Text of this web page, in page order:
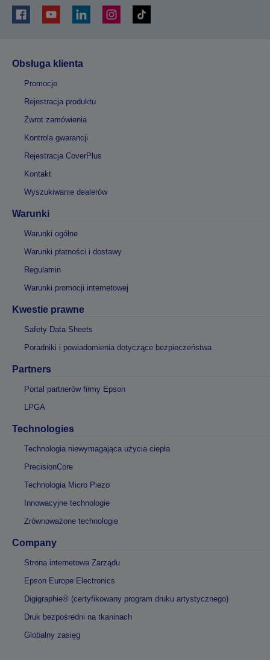
Obsługa klienta
Promocje
Rejestracja produktu
Zwrot zamówienia
Kontrola gwarancji
Rejestracja CoverPlus
Kontakt
Wyszukiwanie dealerów
Warunki
Warunki ogólne
Warunki płatności i dostawy
Regulamin
Warunki promocji internetowej
Kwestie prawne
Safety Data Sheets
Poradniki i powiadomienia dotyczące bezpieczeństwa
Partners
Portal partnerów firmy Epson
LPGA
Technologies
Technologia niewymagająca użycia ciepła
PrecisionCore
Technologia Micro Piezo
Innowacyjne technologie
Zrównoważone technologie
Company
Strona internetowa Zarządu
Epson Europe Electronics
Digigraphie® (certyfikowany program druku artystycznego)
Druk bezpośredni na tkaninach
Globalny zasięg